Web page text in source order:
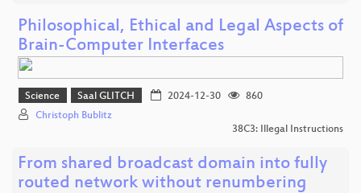
Philosophical, Ethical and Legal Aspects of
Brain-Computer Interfaces
Science Saal GLITCH 2024-12-30
860
Christoph Bublitz
38C3: Illegal Instructions
From shared broadcast domain into fully
routed network without renumbering